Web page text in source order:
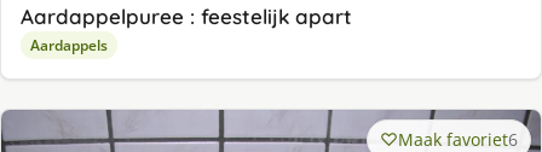
Aardappelpuree : feestelijk apart
Aardappels
Maak favoriet6